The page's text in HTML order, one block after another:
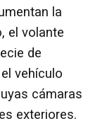
la
el volante
de
vehículo
cámaras
exteriores.